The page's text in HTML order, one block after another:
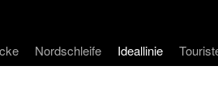
Nordschleife Ideallinie